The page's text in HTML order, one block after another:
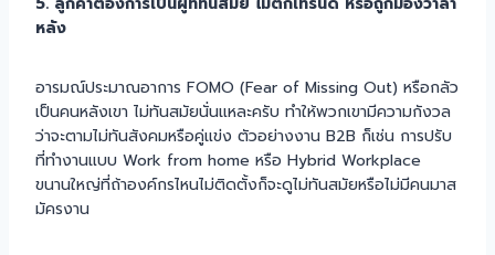
หลัง
อารมณ์ประมาณอาการ FOMO (Fear of Missing Out) หรือกลัว
เป็นคนหลังเขา ไม่ทันสมัยนั่นแหละครับ ทำให้พวกเขามีความกังวล
ว่าจะตามไม่ทันสังคมหรือคู่แข่ง ตัวอย่างงาน B2B ก็เช่น การปรับ
ที่ทำงานแบบ Work from home หรือ Hybrid Workplace
ขนานใหญ่ที่ถ้าองค์กรไหนไม่ติดตั้งก็จะดูไม่ทันสมัยหรือไม่มีคนมาส
มัครงาน